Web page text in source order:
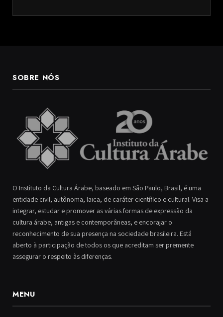
SOBRE NÓS
O Instituto da Cultura Árabe, baseado em São Paulo, Brasil, é uma
entidade civil, autônoma, laica, de caráter científico e cultural. Visa a
integrar, estudar e promover as várias formas de expressão da
cultura árabe, antigas e contemporâneas, e encorajar o
reconhecimento de sua presença na sociedade brasileira. Está
aberto à participação de todos os que acreditam ser premente
assegurar o respeito às diferenças.
MENU